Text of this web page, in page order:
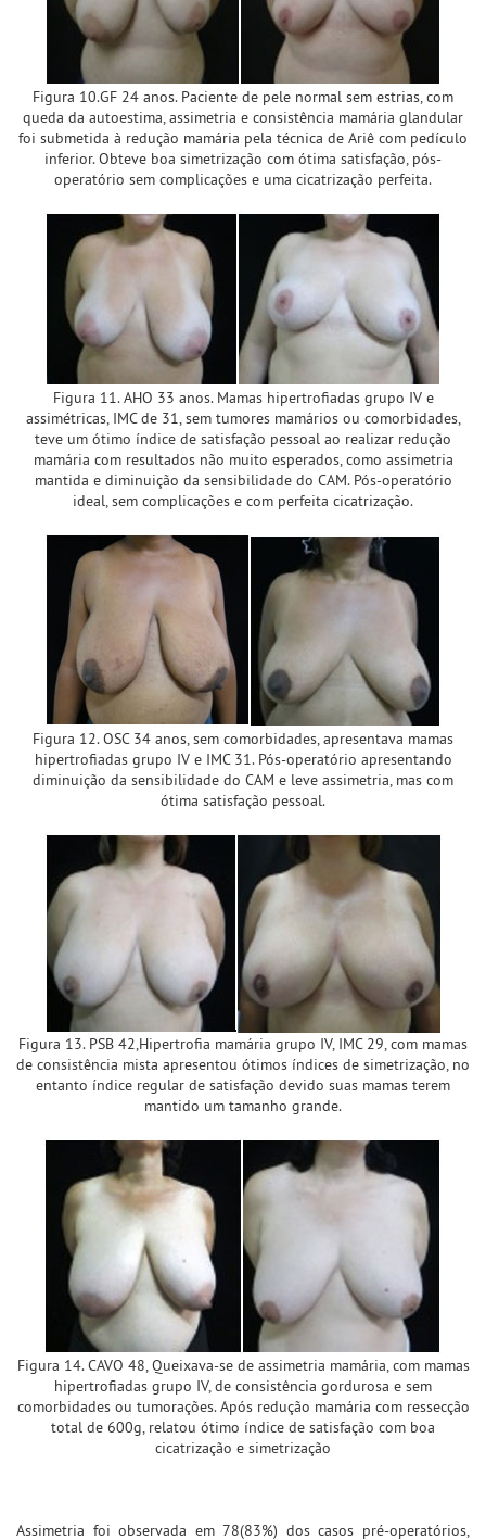
Figura 10.GF 24 anos. Paciente de pele normal sem estrias, com
queda da autoestima, assimetria e consistência mamária glandular
foi submetida à redução mamária pela técnica de Ariê com pedículo
inferior. Obteve boa simetrização com ótima satisfação, pós-
operatório sem complicações e uma cicatrização perfeita.
Figura 11. AHO 33 anos. Mamas hipertrofiadas grupo IV e
assimétricas, IMC de 31, sem tumores mamários ou comorbidades,
teve um ótimo índice de satisfação pessoal ao realizar redução
mamária com resultados não muito esperados, como assimetria
mantida e diminuição da sensibilidade do CAM. Pós-operatório
ideal, sem complicações e com perfeita cicatrização.
Figura 12. OSC 34 anos, sem comorbidades, apresentava mamas
hipertrofiadas grupo IV e IMC 31. Pós-operatório apresentando
diminuição da sensibilidade do CAM e leve assimetria, mas com
ótima satisfação pessoal.
Figura 13. PSB 42,Hipertrofia mamária grupo IV, IMC 29, com mamas
de consistência mista apresentou ótimos índices de simetrização, no
entanto índice regular de satisfação devido suas mamas terem
mantido um tamanho grande.
Figura 14. CAVO 48, Queixava-se de assimetria mamária, com mamas
hipertrofiadas grupo IV, de consistência gordurosa e sem
comorbidades ou tumorações. Após redução mamária com ressecção
total de 600g, relatou ótimo índice de satisfação com boa
cicatrização e simetrização
Assimetria foi observada em 78(83%) dos casos pré-operatórios,